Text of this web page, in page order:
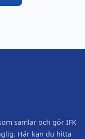
samlar och gör IFK
Här kan du hitta